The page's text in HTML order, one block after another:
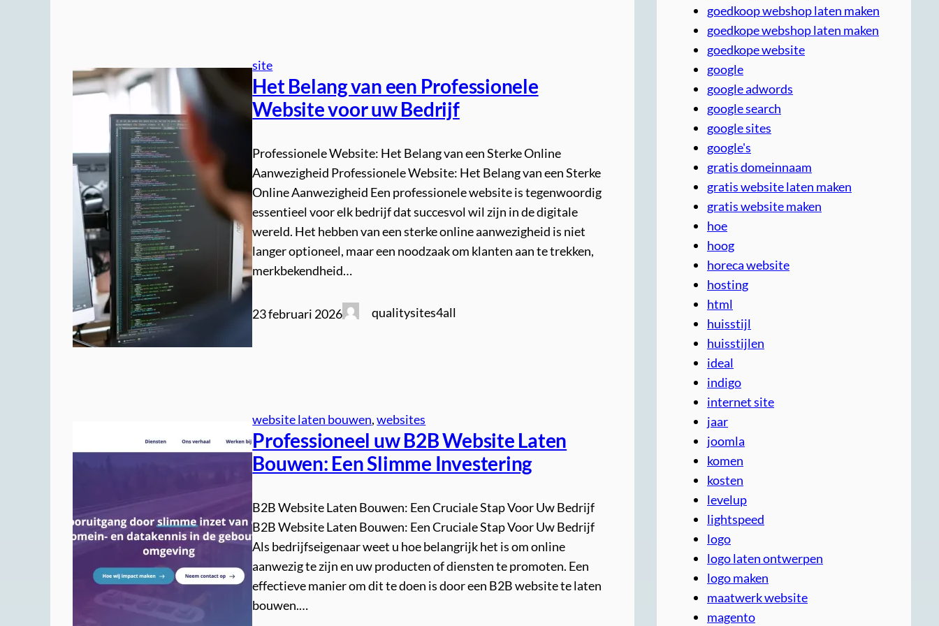
site
Het Belang van een Professionele
Website voor uw Bedrijf
Professionele Website: Het Belang van een Sterke Online
Aanwezigheid Professionele Website: Het Belang van een Sterke
Online Aanwezigheid Een professionele website is tegenwoordig
essentieel voor elk bedrijf dat succesvol wil zijn in de digitale
wereld. Het hebben van een sterke online aanwezigheid is niet
langer optioneel, maar een noodzaak om klanten aan te trekken,
merkbekendheid…
23 februari 2026 qualitysites4all
website laten bouwen, websites
Professioneel uw B2B Website Laten
Bouwen: Een Slimme Investering
B2B Website Laten Bouwen: Een Cruciale Stap Voor Uw Bedrijf
B2B Website Laten Bouwen: Een Cruciale Stap Voor Uw Bedrijf
Als bedrijfseigenaar weet u hoe belangrijk het is om online
aanwezig te zijn en uw producten of diensten te promoten. Een
effectieve manier om dit te doen is door een B2B website te laten
bouwen.…
goedkoop webshop laten maken
goedkope webshop laten maken
goedkope website
google
google adwords
google search
google sites
google's
gratis domeinnaam
gratis website laten maken
gratis website maken
hoe
hoog
horeca website
hosting
html
huisstijl
huisstijlen
ideal
indigo
internet site
jaar
joomla
komen
kosten
levelup
lightspeed
logo
logo laten ontwerpen
logo maken
maatwerk website
magento